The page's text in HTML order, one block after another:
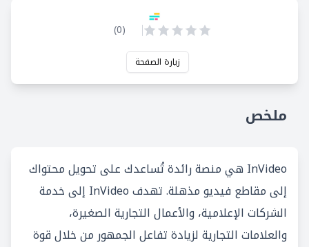
(
0
)
زيارة الصفحة
ملخص
InVideo هي منصة رائدة تُساعدك على تحويل محتواك
إلى مقاطع فيديو مذهلة. تهدف InVideo إلى خدمة
الشركات الإعلامية، والأعمال التجارية الصغيرة،
والعلامات التجارية لزيادة تفاعل الجمهور من خلال قوة